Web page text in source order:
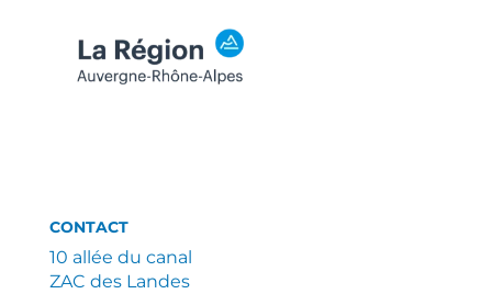
CONTACT
10 allée du canal
ZAC des Landes